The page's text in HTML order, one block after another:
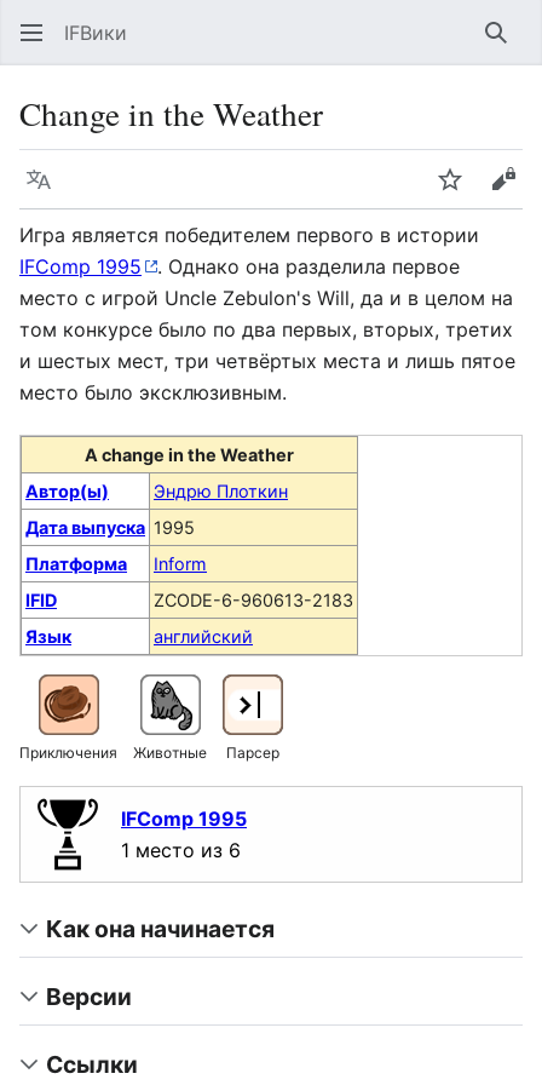
IFВики
Change in the Weather
Язык Следить
Игра является победителем первого в истории
IFComp 1995
. Однако она разделила первое
место с игрой Uncle Zebulon's Will, да и в целом на
том конкурсе было по два первых, вторых, третих
и шестых мест, три четвёртых места и лишь пятое
место было эксклюзивным.
A change in the Weather
Автор(ы)
Эндрю Плоткин
Дата выпуска 1995
Платформа
Inform
IFID
ZCODE-6-960613-2183
Язык
английский
Приключения Животные Парсер
IFComp 1995
1 место из 6
Как она начинается
Версии
Ссылки